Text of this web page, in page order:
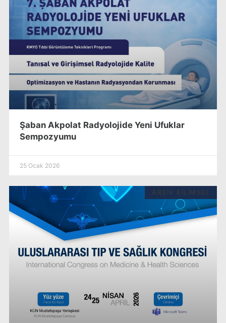
Şaban Akpolat Radyolojide Yeni Ufuklar
Sempozyumu
25 Ocak 2026
ARŞIV BILIMSEL